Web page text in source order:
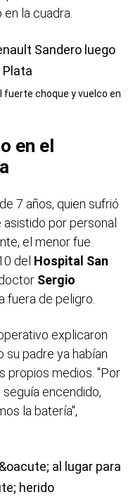
la cuadra.
fuerte choque y vuelco en
en el
7 años, quien sufrió
por personal
el menor fue
del Hospital San
Sergio
fuera de peligro.
explicaron
su padre ya habían
propios medios. "Por
encendido,
la batería",